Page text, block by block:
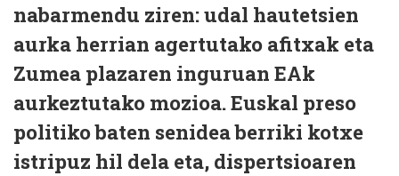
nabarmendu ziren: udal hautetsien
aurka herrian agertutako afitxak eta
Zumea plazaren inguruan EAk
aurkeztutako mozioa. Euskal preso
politiko baten senidea berriki kotxe
istripuz hil dela eta, dispertsioaren